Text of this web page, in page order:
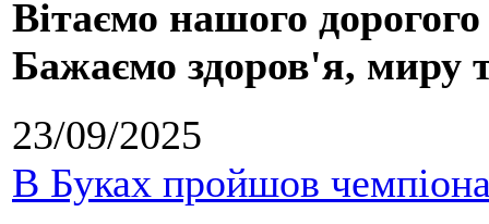
Вітаємо нашого
Бажаємо здоров'я, миру
23/09/2025
В Буках пройшов